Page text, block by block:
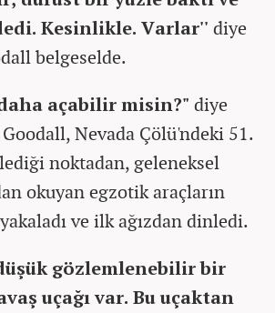
Kesinlikle. Varlar'' diye
belgeselde.
açabilir misin?" diye
Nevada Çölü'ndeki 51.
noktadan, geleneksel
okuyan egzotik araçların
ve ilk ağızdan dinledi.
gözlemlenebilir bir
uçağı var. Bu uçaktan